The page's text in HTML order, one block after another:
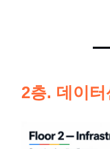
2층. 데이터